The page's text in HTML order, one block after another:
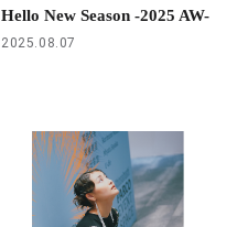
Hello New Season -2025 AW-
2025.08.07